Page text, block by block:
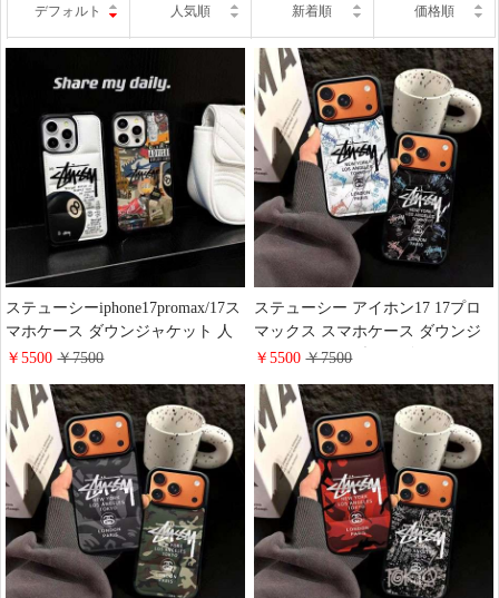
デフォルト 人気順 新着順 価格順
ステューシーiphone17promax/17ス
マホケース ダウンジャケット 人
気 黒 8 ボール テーマ stussy
トリート ファッション ブランド
galaxy s26/s25携帯ケース お 揃い
￥5500￥7500
ステューシー アイホン17 17プロ
マックス スマホケース ダウンジ
ャケット風 原型のロゴマーク
ス 欧米 ストリートブランド
galaxy s26/s26+携帯カバー 個性 潮
流 かっこいい
￥5500￥7500